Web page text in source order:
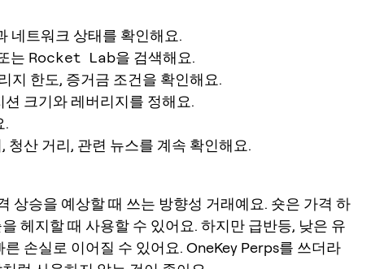
네트워크 상태를 확인해요.
는 Rocket Lab을 검색해요.
지 한도, 증거금 조건을 확인해요.
크기와 레버리지를 정해요.
.
청산 거리, 관련 뉴스를 계속 확인해요.
상승을 예상할 때 쓰는 방향성 거래예요. 숏은 가격 하
헤지할 때 사용할 수 있어요. 하지만 급반등, 낮은 유
손실로 이어질 수 있어요. OneKey Perps를 쓰더라